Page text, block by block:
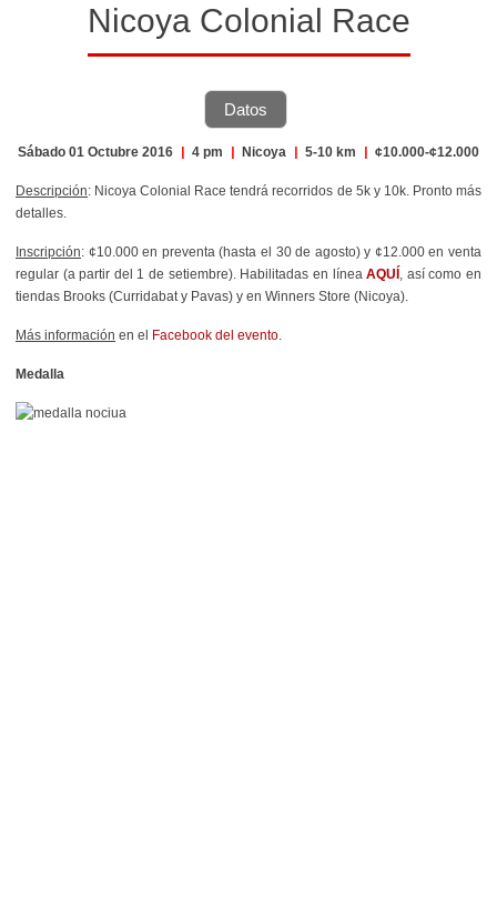
Nicoya Colonial Race
Datos
Sábado 01 Octubre 2016 | 4 pm | Nicoya | 5-10 km | ¢10.000-¢12.000
Descripción: Nicoya Colonial Race tendrá recorridos de 5k y 10k. Pronto más
detalles.
Inscripción: ¢10.000 en preventa (hasta el 30 de agosto) y ¢12.000 en venta
regular (a partir del 1 de setiembre). Habilitadas en líneaAQUÍ , así como en
tiendas Brooks (Curridabat y Pavas) y en Winners Store (Nicoya).
Más información en el Facebook del evento
Medalla